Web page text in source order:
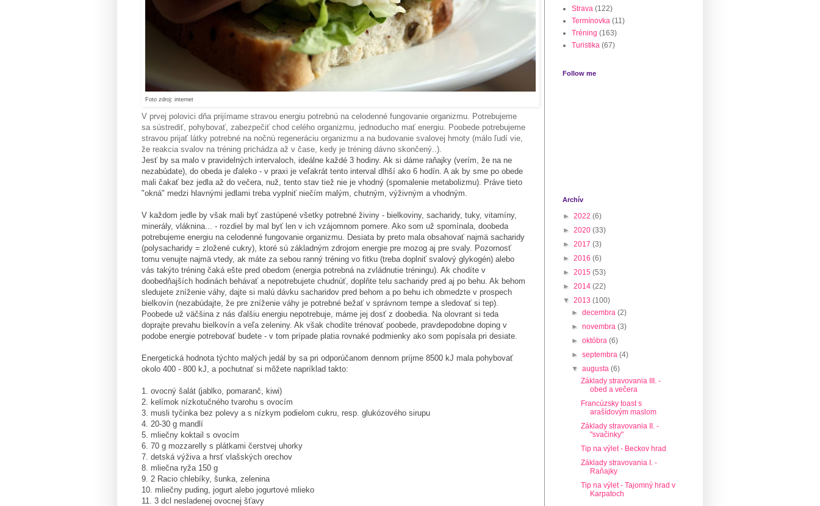
Foto zdroj: internet
V prvej polovici dňa prijímame stravou energiu potrebnú na celodenné fungovanie organizmu. Potrebujeme
sa sústrediť, pohybovať, zabezpečiť chod celého organizmu, jednoducho mať energiu. Poobede potrebujeme
stravou prijať látky potrebné na nočnú regeneráciu organizmu a na budovanie svalovej hmoty (málo ľudí vie,
že reakcia svalov na tréning prichádza až v čase, kedy je tréning dávno skončený..).
Jesť by sa malo v pravidelných intervaloch, ideálne každé 3 hodiny. Ak si dáme raňajky (verím, že na ne
nezabúdate), do obeda je ďaleko - v praxi je veľakrát tento interval dlhší ako 6 hodín. A ak by sme po obede
mali čakať bez jedla až do večera, nuž, tento stav tiež nie je vhodný (spomalenie metabolizmu). Práve tieto
"okná" medzi hlavnými jedlami treba vyplniť niečím malým, chutným, výživným a vhodným.
V každom jedle by však mali byť zastúpené všetky potrebné živiny - bielkoviny, sacharidy, tuky, vitamíny,
minerály, vláknina... - rozdiel by mal byť len v ich vzájomnom pomere. Ako som už spomínala, doobeda
potrebujeme energiu na celodenné fungovanie organizmu. Desiata by preto mala obsahovať najmä sacharidy
(polysacharidy = zložené cukry), ktoré sú základným zdrojom energie pre mozog aj pre svaly. Pozornosť
tomu venujte najmä vtedy, ak máte za sebou ranný tréning vo fitku (treba doplniť svalový glykogén) alebo
vás takýto tréning čaká ešte pred obedom (energia potrebná na zvládnutie tréningu). Ak chodíte v
doobedňajších hodinách behávať a nepotrebujete chudnúť, doplňte telu sacharidy pred aj po behu. Ak behom
sledujete zníženie váhy, dajte si malú dávku sacharidov pred behom a po behu ich obmedzte v prospech
bielkovín (nezabúdajte, že pre zníženie váhy je potrebné bežať v správnom tempe a sledovať si tep).
Poobede už väčšina z nás ďalšiu energiu nepotrebuje, máme jej dosť z doobedia. Na olovrant si teda
doprajte prevahu bielkovín a veľa zeleniny. Ak však chodíte trénovať poobede, pravdepodobne doping v
podobe energie potrebovať budete - v tom prípade platia rovnaké podmienky ako som popísala pri desiate.
Energetická hodnota týchto malých jedál by sa pri odporúčanom dennom príjme 8500 kJ mala pohybovať
okolo 400 - 800 kJ, a pochutnať si môžete napríklad takto:
1. ovocný šalát (jablko, pomaranč, kiwi)
2. kelímok nízkotučného tvarohu s ovocím
3. musli tyčinka bez polevy a s nízkym podielom cukru, resp. glukózového sirupu
4. 20-30 g mandlí
5. mliečny koktail s ovocím
6. 70 g mozzarelly s plátkami čerstvej uhorky
7. detská výživa a hrsť vlašských orechov
8. mliečna ryža 150 g
9. 2 Racio chlebíky, šunka, zelenina
10. mliečny puding, jogurt alebo jogurtové mlieko
11. 3 dcl nesladenej ovocnej šťavy
Strava (122)
Termínovka (11)
Tréning (163)
Turistika (67)
Follow me
Archív
► 2022 (6)
► 2020 (33)
► 2017 (3)
► 2016 (6)
► 2015 (53)
► 2014 (22)
▼ 2013 (100)
►decembra(2)
►novembra(3)
►októbra(6)
►septembra(4)
▼augusta(6)
Základy stravovania III. -
obed a večera
Francúzsky toast s
arašídovým maslom
Základy stravovania II. -
"svačinky"
Tip na výlet - Beckov hrad
Základy stravovania I. -
Raňajky
Tip na výlet - Tajomný hrad v
Karpatoch